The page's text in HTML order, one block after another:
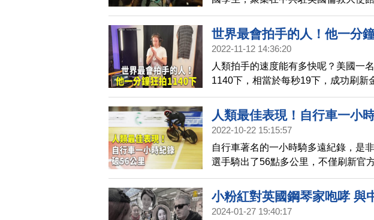
喊「共產黨下台」，並高呼，「和台
抗獨裁」。
世界最會拍手的人！他一分
2022-11-12 14:36:20
人類拍手的速度能有多快呢？美國一
1140下，相當於每秒19下，成功刷新
最快的人。
人類最佳表現！自行車一小
2022-10-22 15:15:57
自行車著名的一小時騎多遠紀錄，是
選手騎出了56點多公里，不僅刷新官
一位英國選手以「超人」姿勢創下的
小粉紅對英國鋼琴家咆哮 與
2024-01-27 19:40:17